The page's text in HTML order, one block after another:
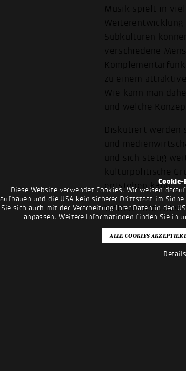
Diese Website verwendet Cookies. Wir weisen
aufbauen und die USA kein sicherer Drittstaat im
Sie sich auch mit der Verarbeitung Ihrer Daten in den
anpassen. Weitere Informationen finden Sie in
Musik spielt in
Weiterentwicklung
Subkulturen
verschiedene
zu einem
Wie kann man
und welche
Diskutiert werden
und
und sich stetig
kulturpolitische
entstehen kann.
Weitere Infoshier